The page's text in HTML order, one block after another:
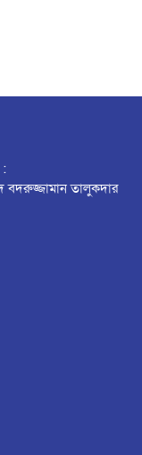
:
বদরুজ্জামান তালুকদার